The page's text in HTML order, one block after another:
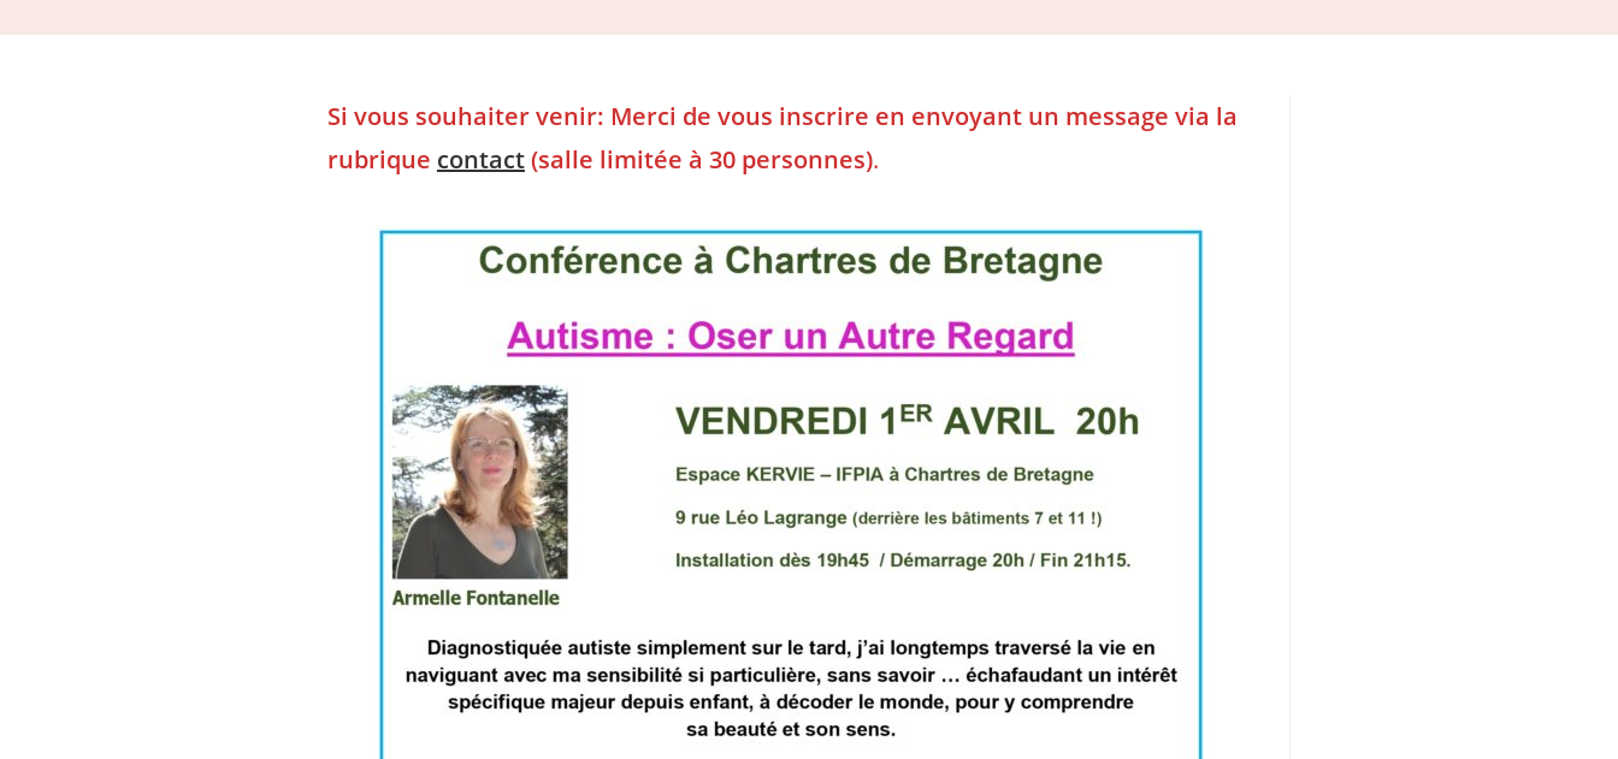
Si vous souhaiter venir: Merci de vous inscrire en envoyant un message via la
rubrique contact(salle limitée à 30 personnes).